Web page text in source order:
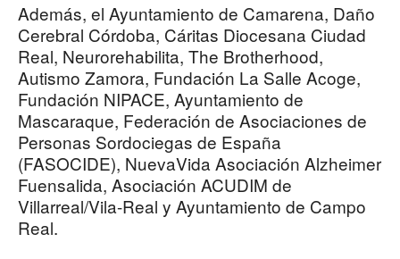
Además, el Ayuntamiento de Camarena, Daño
Cerebral Córdoba, Cáritas Diocesana Ciudad
Real, Neurorehabilita, The Brotherhood,
Autismo Zamora, Fundación La Salle Acoge,
Fundación NIPACE, Ayuntamiento de
Mascaraque, Federación de Asociaciones de
Personas Sordociegas de España
(FASOCIDE), NuevaVida Asociación Alzheimer
Fuensalida, Asociación ACUDIM de
Villarreal/Vila-Real y Ayuntamiento de Campo
Real.